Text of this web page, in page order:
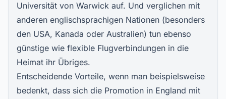
Universität von Warwick auf. Und verglichen mit
anderen englischsprachigen Nationen (besonders
den USA, Kanada oder Australien) tun ebenso
günstige wie flexible Flugverbindungen in die
Heimat ihr Übriges.
Entscheidende Vorteile, wenn man beispielsweise
bedenkt, dass sich die Promotion in England mit